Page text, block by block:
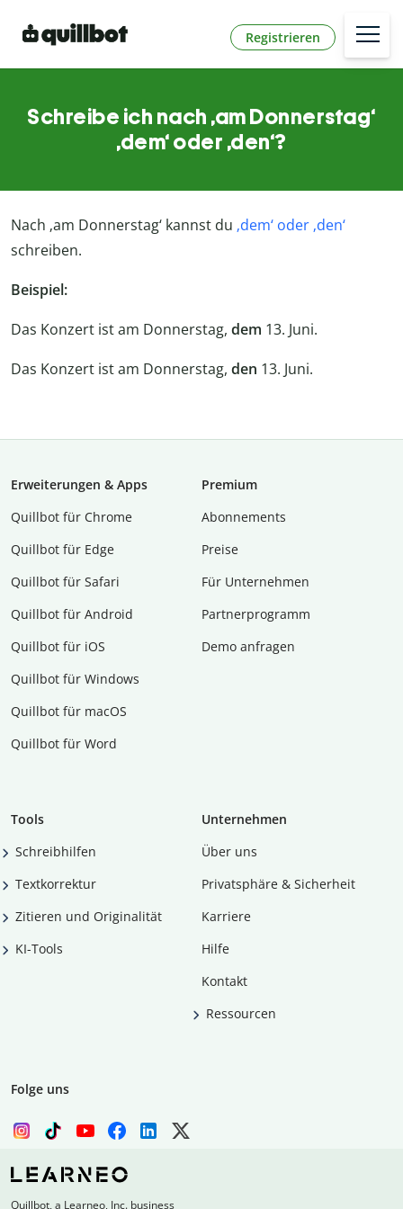
Registrieren
Schreibe ich nach ‚am Donnerstag‘
‚dem‘ oder ‚den‘?
Nach ‚am Donnerstag‘ kannst du ‚dem‘ oder ‚den‘
schreiben.
Beispiel:
Das Konzert ist am Donnerstag, dem 13. Juni.
Das Konzert ist am Donnerstag, den 13. Juni.
Erweiterungen & Apps
Quillbot für Chrome
Quillbot für Edge
Quillbot für Safari
Quillbot für Android
Quillbot für iOS
Quillbot für Windows
Quillbot für macOS
Quillbot für Word
Premium
Abon­ne­ments
Preise
Für Unternehmen
Partnerprogramm
Demo anfragen
Tools
Schreibhilfen
Textkorrektur
Zitieren und Originalität
KI-Tools
Unternehmen
Über uns
Privatsphäre & Sicherheit
Karriere
Hilfe
Kontakt
Ressourcen
Folge uns
Quillbot, a Learneo, Inc. business